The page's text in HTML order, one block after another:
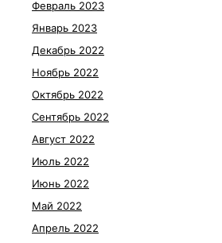
Февраль 2023
Январь 2023
Декабрь 2022
Ноябрь 2022
Октябрь 2022
Сентябрь 2022
Август 2022
Июль 2022
Июнь 2022
Май 2022
Апрель 2022